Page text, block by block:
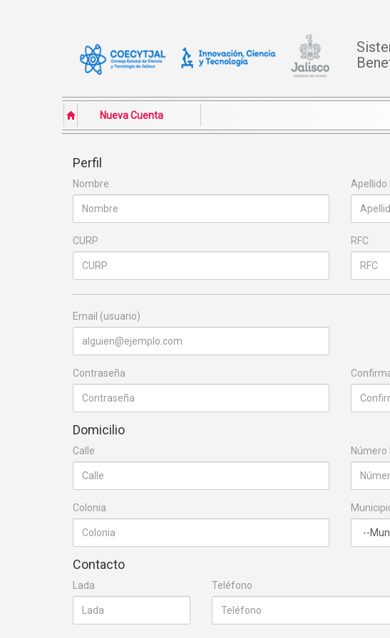
Nueva Cuenta
Perfil
Nombre Apellido
CURP RFC
Email (usuario)
Contraseña
Domicilio
Calle Número
Colonia
Contacto
Lada Teléfono